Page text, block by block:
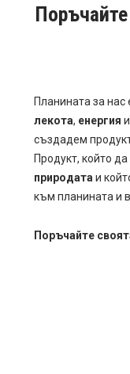
Планината за нас
лекота, енергия и
създадем
Продукт, който
природата и
към планината и
Поръчайте